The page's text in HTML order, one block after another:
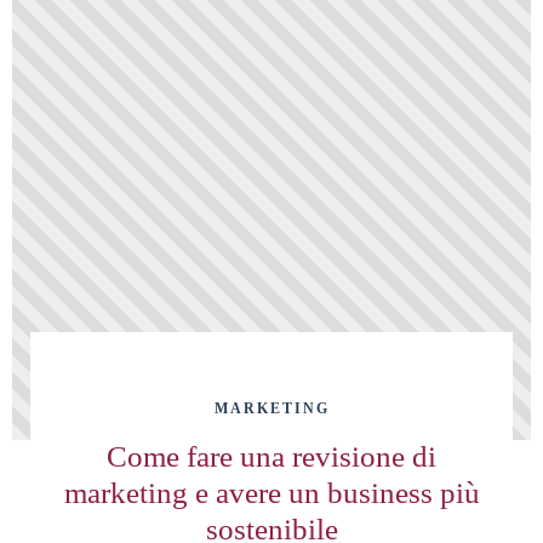
MARKETING
Come fare una revisione di
marketing e avere un business più
sostenibile